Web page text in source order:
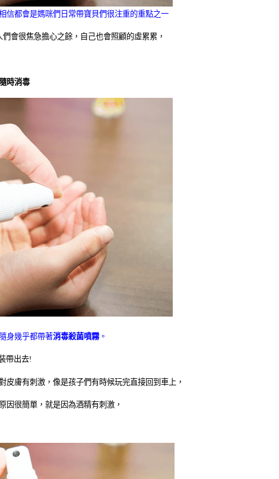
信都會是媽咪們日常帶寶貝們很注重的重點之一
會很焦急擔心之餘，自己也會照顧的虛累累，
隨時消毒
身幾乎都帶著消毒殺菌噴霧。
帶出去!
膚有刺激，像是孩子們有時候玩完直接回到車上，
因很簡單，就是因為酒精有刺激，